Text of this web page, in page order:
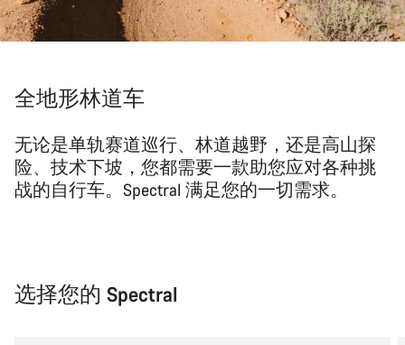
全地形林道车
无论是单轨赛道巡行、林道越野，还是高山探
险、技术下坡，您都需要一款助您应对各种挑
战的自行车。Spectral 满足您的一切需求。
选择您的 Spectral